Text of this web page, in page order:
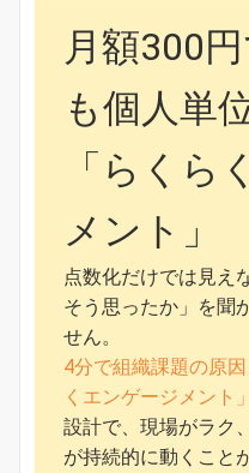
月額300
も個人単
「らくら
メント」
点数化だけでは見え
そう思ったか」を聞
せん。
4分で組織課題の原
くエンゲージメント」
設計で、現場がラク
が持続的に動くこと